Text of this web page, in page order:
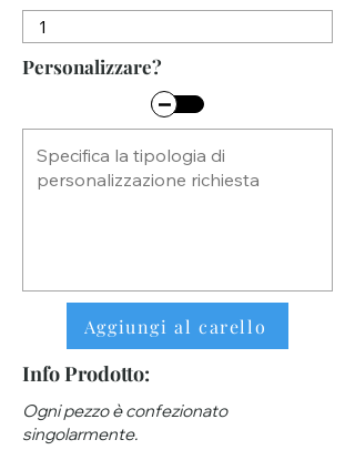
Personalizzare?
Aggiungi al carello
Info Prodotto:
Ogni pezzo è confezionato
singolarmente.